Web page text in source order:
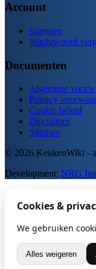
Account
Inloggen
Wachtwoord
Documenten
Algemene
Privacy
Cookie beleid
Disclaimer
Sitemap
© 2026 KeukenWiki -
Development: NRG
Cookies &
We gebruiken
Alles weigeren